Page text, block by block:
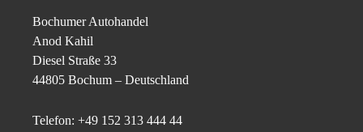
Bochumer Autohandel
Anod Kahil
Diesel Straße 33
44805 Bochum – Deutschland
Telefon: +49 152 313 444 44